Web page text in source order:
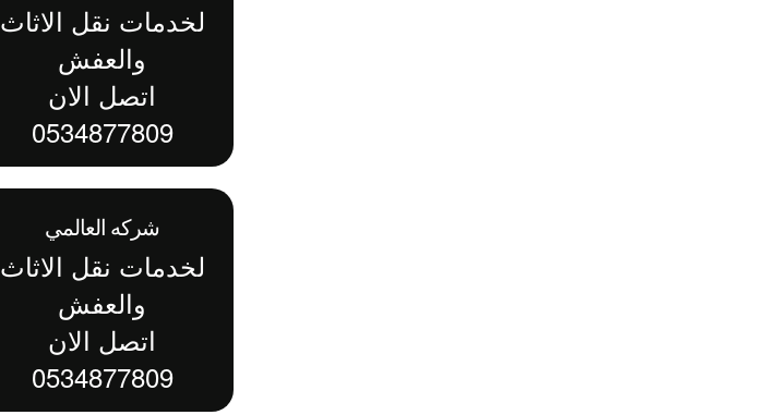
لخدمات نقل الاثاث
والعفش
اتصل الان
0534877809
شركه العالمي
لخدمات نقل الاثاث
والعفش
اتصل الان
0534877809